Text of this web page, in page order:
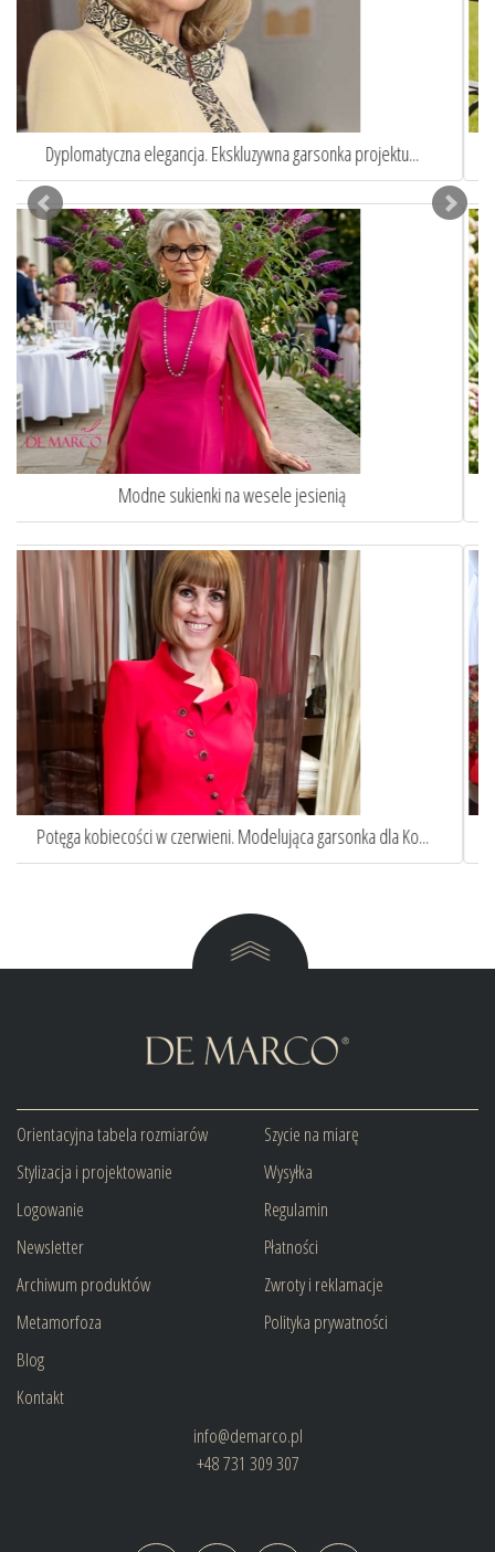
Eleganckie garnitury damskie szyte na miarę
Jak ubrać się na komunie wnuka lub wnuczki?
Elegancka niebieska sukienka wizytowa w stylu Pierwszej...
Orientacyjna tabela rozmiarów
Stylizacja i projektowanie
Logowanie
Newsletter
Archiwum produktów
Metamorfoza
Blog
Kontakt
Szycie na miarę
Wysyłka
Regulamin
Płatności
Zwroty i reklamacje
Polityka prywatności
info@demarco.pl
+48 731 309 307